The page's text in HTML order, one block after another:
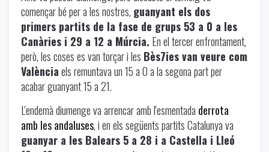
començar bé per a les nostres, guanyant els dos
primers partits de la fase de grups 53 a 0 a les
Canàries i 29 a 12 a Múrcia. En el tercer enfrontament,
però, les coses es van torçar i les Bès7ies van veure com
Valènciaels remuntava un 15 a 0 a la segona part per
acabar guanyant 15 a 21.
L'endemà diumenge va arrencar amb l'esmentada derrota
amb les andaluses, i en els següents partits Catalunya va
guanyar a les Balears 5 a 28 i a Castella i Lleó